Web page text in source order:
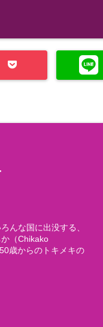
んな国に出没する、
（Chikako
歳からのトキメキの